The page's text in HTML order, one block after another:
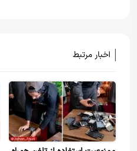
اخبار مرتبط